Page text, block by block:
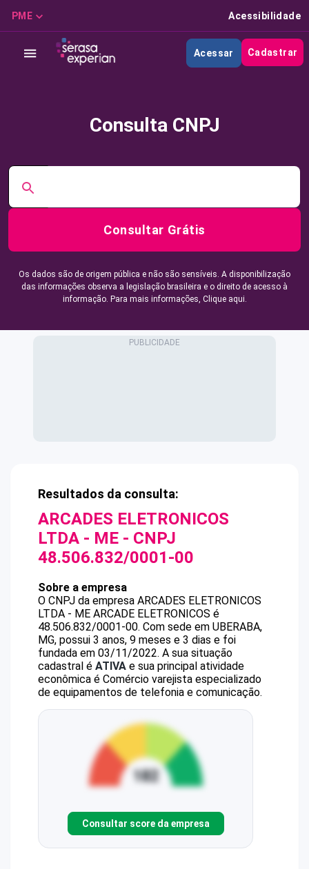
PME Acessibilidade
Acessar Cadastrar
Consulta CNPJ
Consultar Grátis
Os dados são de origem pública e não são sensíveis. A disponibilização
das informações observa a legislação brasileira e o direito de acesso à
informação. Para mais informações, Clique aqui.
Resultados da consulta:
ARCADES ELETRONICOS
LTDA - ME - CNPJ
48.506.832/0001-00
Sobre a empresa
O CNPJ da empresa ARCADES ELETRONICOS
LTDA - ME ARCADE ELETRONICOS é
48.506.832/0001-00. Com sede em UBERABA,
MG, possui 3 anos, 9 meses e 3 dias e foi
fundada em 03/11/2022. A sua situação
cadastral é ATIVA e sua principal atividade
econômica é Comércio varejista especializado
de equipamentos de telefonia e comunicação.
Consultar score da empresa